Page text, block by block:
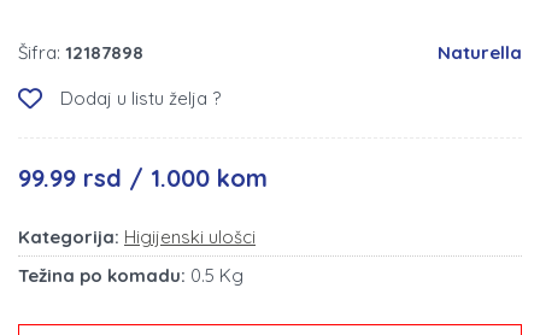
Šifra: 12187898
Dodaj u listu želja ?
Naturella
99.99 rsd / 1.000 kom
Kategorija: Higijenski ulošci
Težina po komadu: 0.5 Kg